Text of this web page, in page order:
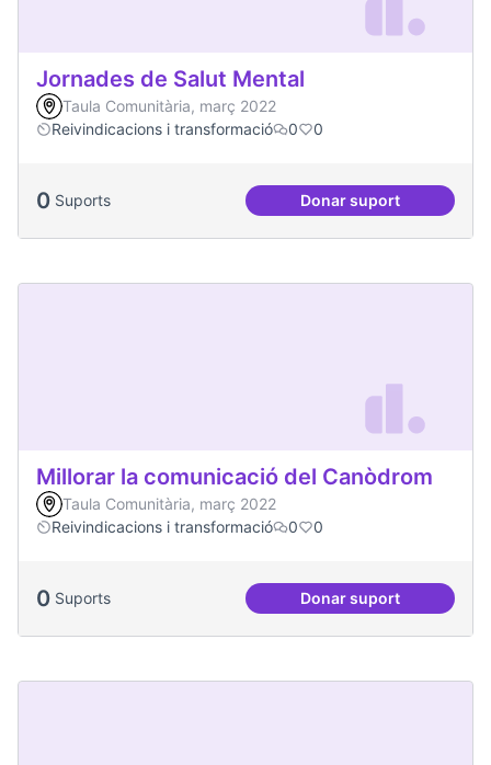
Jornades de Salut Mental
Taula Comunitària, març 2022
Reivindicacions i transformació
0 0
0 Suports Donar suportJornades de Salut
Millorar la comunicació del Canòdrom
Taula Comunitària, març 2022
Reivindicacions i transformació
0 0
0 Suports Donar suport
Millorar la